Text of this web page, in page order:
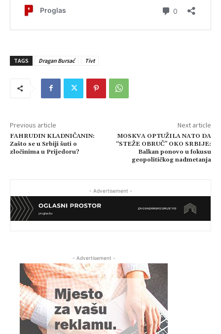
TAGS Dragan Bursać Tivt
Previous article
FAHRUDIN KLADNIČANIN:
Zašto se u Srbiji šuti o
zločinima u Prijedoru?
Next article
MOSKVA OPTUŽILA NATO DA
“STEŽE OBRUČ” OKO SRBIJE:
Balkan ponovo u fokusu
geopolitičkog nadmetanja
- Advertisement -
- Advertisement -